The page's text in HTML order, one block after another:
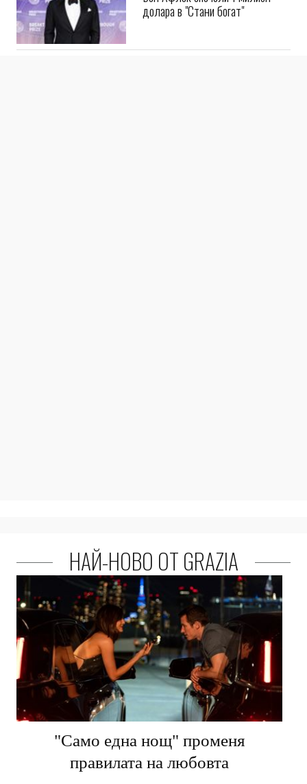
долара в "Стани богат"
НАЙ-НОВО ОТ GRAZIA
"Само една нощ" променя
правилата на любовта